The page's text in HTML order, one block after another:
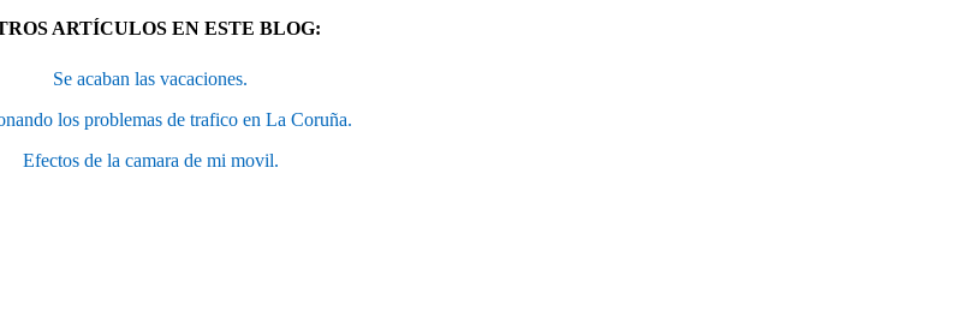
ARTÍCULOS EN ESTE BLOG:
Se acaban las vacaciones.
los problemas de trafico en La Coruña.
Efectos de la camara de mi movil.